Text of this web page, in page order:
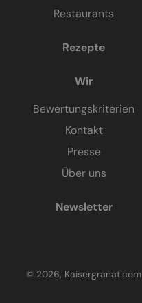
Restaurants
Rezepte
Wir
Bewertungskriterien
Kontakt
Presse
Über uns
Newsletter
© 2026, Kaisergranat.com